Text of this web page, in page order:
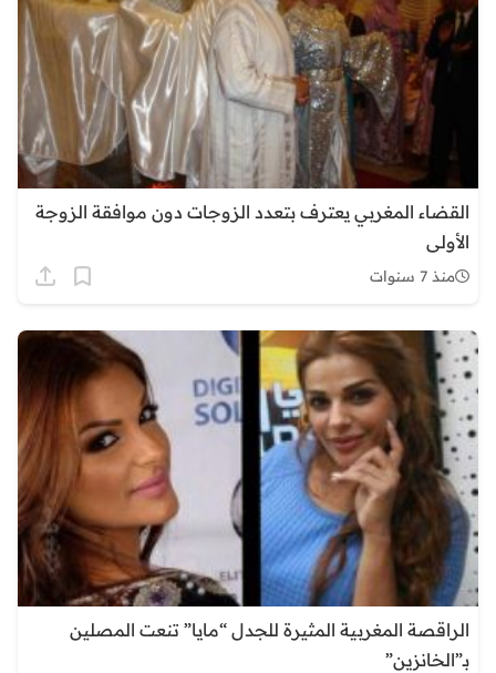
القضاء المغربي يعترف بتعدد الزوجات دون موافقة الزوجة
الأولى
منذ 7 سنوات
الراقصة المغربية المثيرة للجدل “مايا” تنعت المصلين
بـ”الخانزين”